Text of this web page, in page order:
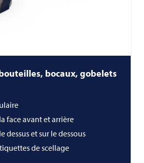
bocaux, gobelets
face avant et arrière
dessus et sur le dessous
de scellage